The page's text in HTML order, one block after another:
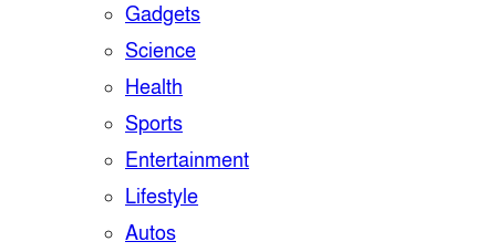
Gadgets
Science
Health
Sports
Entertainment
Lifestyle
Autos